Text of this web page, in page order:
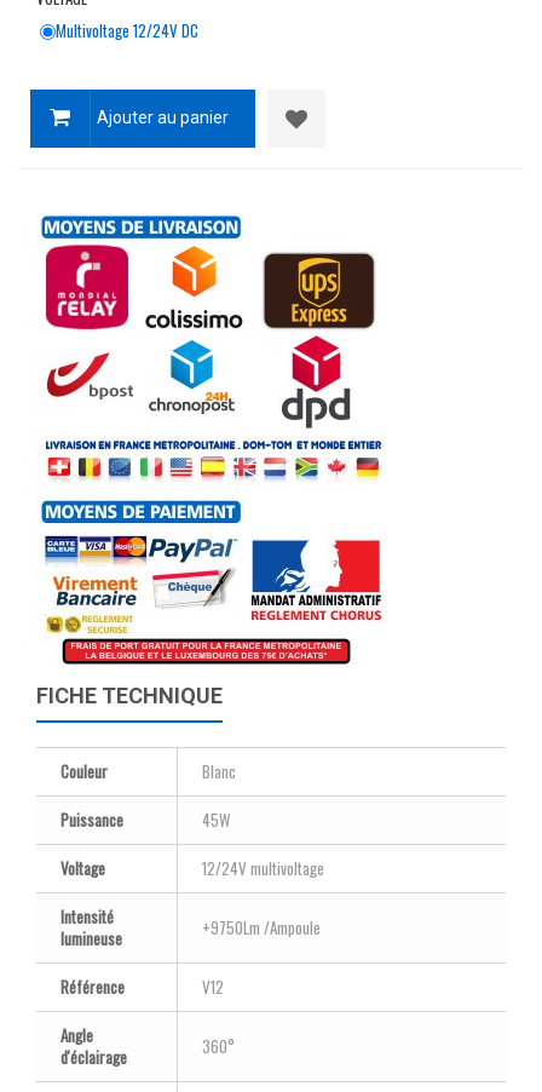
Multivoltage 12/24V DC
Ajouter au panier
FICHE TECHNIQUE
Couleur
Blanc
Puissance
45W
Voltage
12/24V multivoltage
Intensité
lumineuse
+9750Lm /Ampoule
Référence
V12
Angle
d'éclairage
360°